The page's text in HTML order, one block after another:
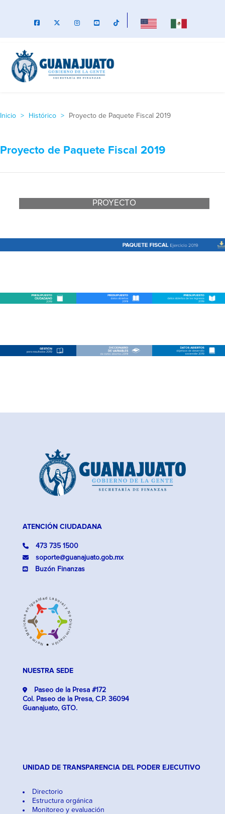
Inicio Histórico Proyecto de Paquete Fiscal 2019
Proyecto de Paquete Fiscal 2019
PROYECTO
ATENCIÓN CIUDADANA
473 735 1500
soporte@guanajuato.gob.mx
Buzón Finanzas
NUESTRA SEDE
Paseo de la Presa #172
Col. Paseo de la Presa, C.P. 36094
Guanajuato, GTO.
UNIDAD DE TRANSPARENCIA DEL PODER EJECUTIVO
Directorio
Estructura orgánica
Monitoreo y evaluación